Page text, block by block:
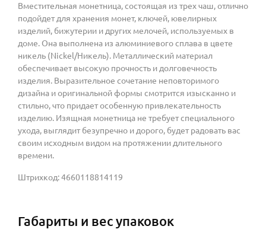
Вместительная монетница, состоящая из трех чаш, отлично
подойдет для хранения монет, ключей, ювелирных
изделий, бижутерии и других мелочей, используемых в
доме. Она выполнена из алюминиевого сплава в цвете
никель (Nickel/Никель). Металлический материал
обеспечивает высокую прочность и долговечность
изделия. Выразительное сочетание неповторимого
дизайна и оригинальной формы смотрится изысканно и
стильно, что придает особенную привлекательность
изделию. Изящная монетница не требует специального
ухода, выглядит безупречно и дорого, будет радовать вас
своим исходным видом на протяжении длительного
времени.
Штрихкод: 4660118814119
Габариты и вес упаковок